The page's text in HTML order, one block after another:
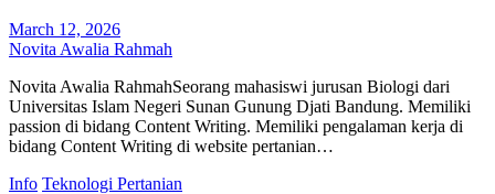
March 12, 2026
Novita Awalia Rahmah
Novita Awalia RahmahSeorang mahasiswi jurusan Biologi dari
Universitas Islam Negeri Sunan Gunung Djati Bandung. Memiliki
passion di bidang Content Writing. Memiliki pengalaman kerja di
bidang Content Writing di website pertanian…
Info Teknologi Pertanian